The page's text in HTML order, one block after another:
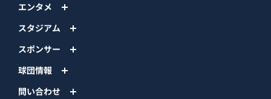
エンタメ
スタジアム
スポンサー
球団情報
問い合わせ